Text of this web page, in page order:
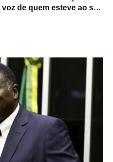
de quem esteve ao seu